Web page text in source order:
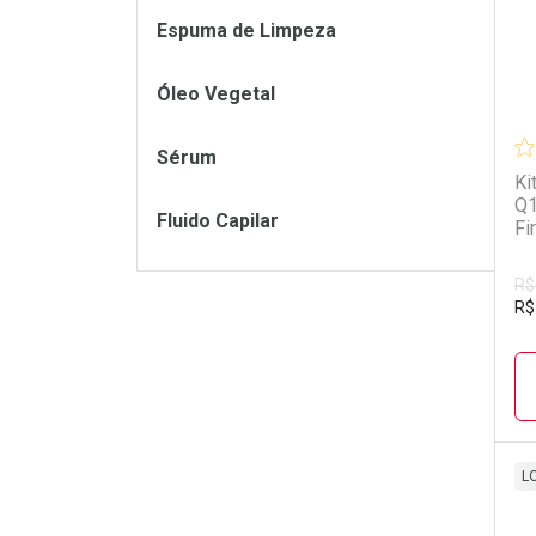
R$
Espuma de Limpeza
Óleo Vegetal
Sérum
Fluido Capilar